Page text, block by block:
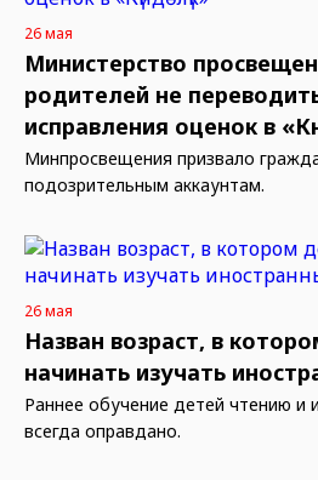
26 мая
Министерство
родителей не
исправления оценок в
Минпросвещения призвало
подозрительным аккаунтам.
26 мая
Назван возраст, в
начинать изучать
Раннее обучение детей чтению и
всегда оправдано.